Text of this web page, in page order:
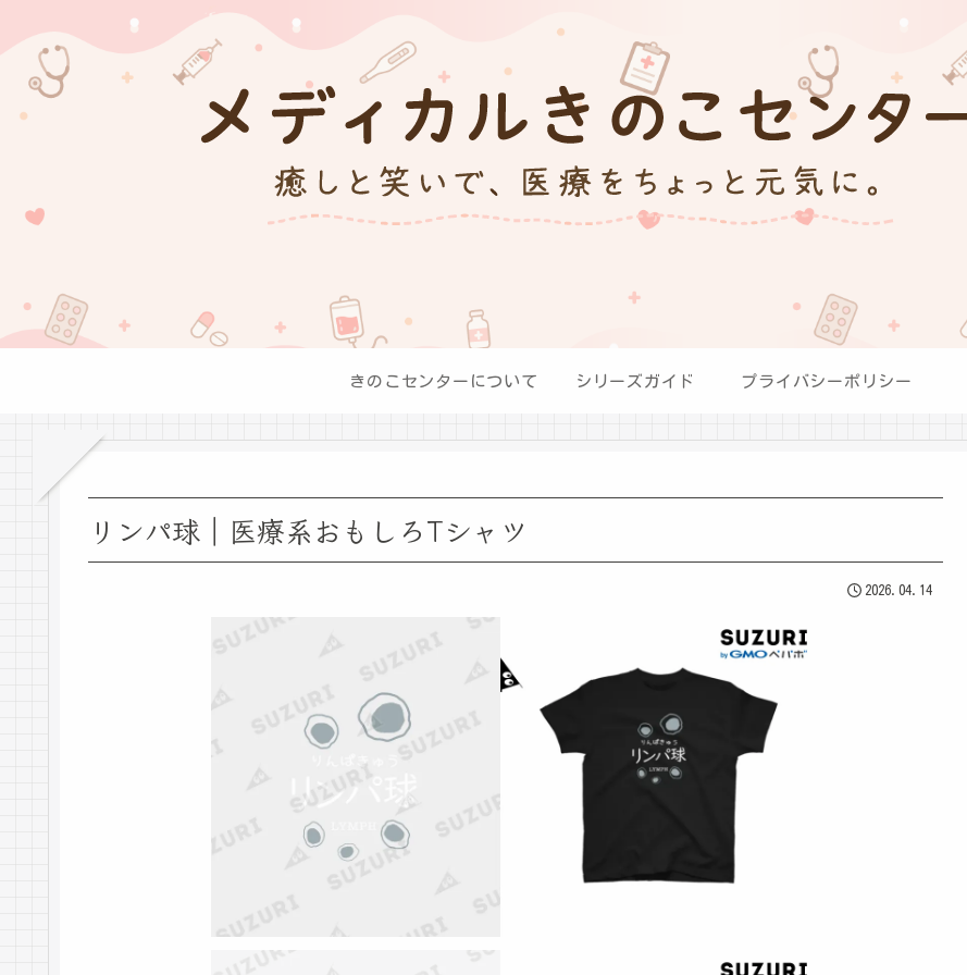
きのこセンターについて シリーズガイド プライバシーポリシー
リンパ球｜医療系おもしろTシャツ
2026.04.14